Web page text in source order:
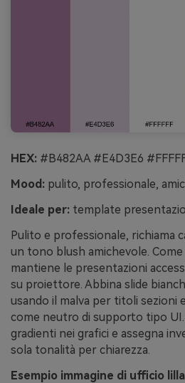
HEX: #B482AA #E4D3E6
Mood: pulito, professionale,
Ideale per: template
Pulito e professionale, richiama
un tono blush amichevole.
mantiene le presentazioni
su proiettore. Abbina slide
usando il malva per titoli sezioni
come neutro di supporto tipo UI.
gradienti nei grafici e assegna
sola tonalità per chiarezza.
Esempio immagine di ufficio